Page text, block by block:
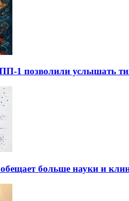
1 позволили услышать
больше науки и